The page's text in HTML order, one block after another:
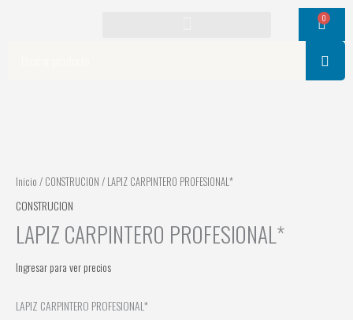
0
Cart
Inicio / CONSTRUCION / LAPIZ CARPINTERO PROFESIONAL*
CONSTRUCION
LAPIZ CARPINTERO PROFESIONAL*
Ingresar para ver precios
LAPIZ CARPINTERO PROFESIONAL*